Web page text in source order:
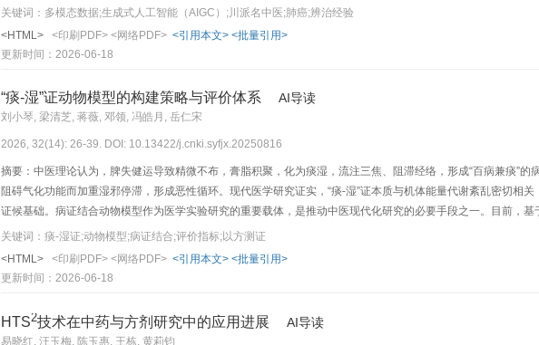
“宏观-微观”结合的“病-证-机”精准辨治体系。研究结果：①在精准辨证方面，实现了痰湿瘀阻证候的客观量化，
域气候因子与证候特征之间的内在联系，并实现疗效的实时动态监测。②在解析规律方面，系统挖掘川派名中
核心药对的协同作用机制，量化扶正与祛邪药物的动态配伍规律。③在智能赋能方面，构建集智能辨证、方案生
能诊疗模式在延长患者无进展生存期、改善症状、降低治疗不良反应等方面展现出明确潜力。该研究为中医肺
可参考的方法框架，助力临床诊疗向精准化与个性化演进。
关键词：多模态数据;生成式人工智能（AIGC）;川派名中医;肺癌;辨治经验
<HTML>
<印刷PDF> <网络PDF> <引用本文> <批量引用>
更新时间：2026-06-18
“痰-湿”证动物模型的构建策略与评价体系 AI导读
刘小琴, 梁清芝, 蒋薇, 邓领, 冯皓月, 岳仁宋
2026, 32(14): 26-39. DOI: 10.13422/j.cnki.syfjx.20250816
摘要：中医理论认为，脾失健运导致精微不布，膏脂积聚，化为痰湿，流注三焦、阻滞经络，形成“百病兼痰”
阻碍气化功能而加重湿邪停滞，形成恶性循环。现代医学研究证实，“痰-湿”证本质与机体能量代谢紊乱密切相
证候基础。病证结合动物模型作为医学实验研究的重要载体，是推动中医现代化研究的必要手段之一。目前，基
论，主要采用2种范式构建痰浊证、湿阻证及痰湿证动物模型，一是中医病因模拟法（通过饮食不节、劳逸失常
生物等手段诱导病理改变）。根据宏观表征观察和微观指标检测对模型动物进行系统的生物学和病理学评价，
法的规范性和评价体系的标准化方面仍存在明显不足。该文综述了“痰-湿”证动物模型构建策略及其评价指标体
技术支撑。
关键词：痰-湿证;动物模型;病证结合;评价指标;以方测证
<HTML>
<印刷PDF> <网络PDF> <引用本文> <批量引用>
更新时间：2026-06-18
HTS2技术在中药与方剂研究中的应用进展 AI导读
易晓红, 汪玉梅, 陈玉惠, 王栋, 黄莉钧